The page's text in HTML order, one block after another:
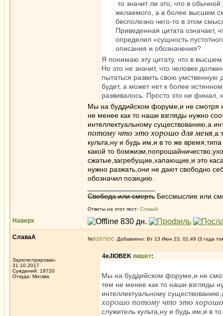
то значит ли это, что в
желаемого, а в более высшем
бесполезно чего-то в этом
Приведенная цитата означает,
определил «сущность
описания и обозначения?
Я понимаю эту цитату, что в
Но это не значит, что человек
пытаться развить свою умственную
будет, а может нет к более
развивалось. Просто это не
Мы на буддийском форуме,и не смотря
не менее как то наши взгляды нужно
интеллектуальному существованию,а
потому что это хорошо для меня ,а
культа,ну и будь им,и в то же
какой то
сжатые,загребущие,хапающие,и это
нужно разжать,они не дают свободно
обозначил позицию.
Свобода или смерть Бессмыслие или
Ответы на этот пост: СлаваА
Наверх
СлаваА
Зарегистрирован:
31.10.2017
Суждений: 18720
Откуда: Москва
№628765 Добавлено: Вт 13 Июн 23, 01:49 (3 года
4eJIOBEK пишет:
Мы на буддийском форуме,и не
тем не менее как то наши взгляды
интеллектуальному
хорошо потому что это хорошо
служитель культа,ну и будь им,и в